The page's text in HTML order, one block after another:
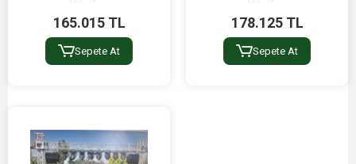
165.015 TL
Sepete At
178.125 TL
Sepete At